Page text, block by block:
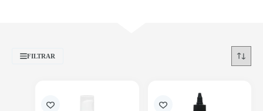
FILTRAR